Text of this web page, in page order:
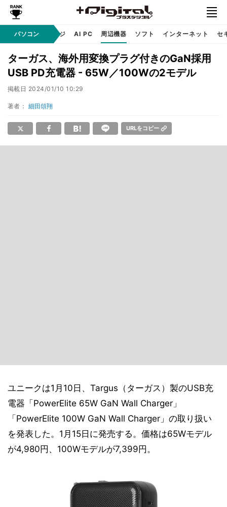
パソコン
自作 / テクノロジ AI PC 周辺機器 ソフト インターネット セ
ターガス、海外用変換プラグ付きのGaN採用
USB PD充電器 - 65W／100Wの2モデル
掲載日 2024/01/10 10:29
著者： 細田頌翔
URLをコピー
ユニークは1月10日、Targus（ターガス）製のUSB充
電器「PowerElite 65W GaN Wall Charger」
「PowerElite 100W GaN Wall Charger」の取り扱い
を発表した。1月15日に発売する。価格は65Wモデル
が4,980円、100Wモデルが7,399円。